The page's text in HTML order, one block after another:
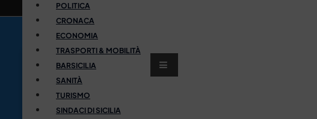
POLITICA
CRONACA
ECONOMIA
TRASPORTI & MOBILITÀ
BARSICILIA
SANITÀ
TURISMO
SINDACI DI SICILIA